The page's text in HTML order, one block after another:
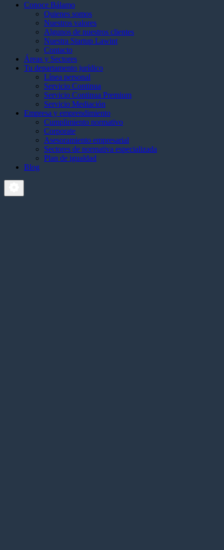
Conoce Bálamo
Quienes somos
Nuestros valores
Algunos de nuestros clientes
Nuestra Startup Lawint
Contacto
Áreas y Sectores
Tu departamento jurídico
Línea personal
Servicio Continua
Servicio Continua Premium
Servicio Mediación
Empresa y emprendimiento
Cumplimiento normativo
Corporate
Asesoramiento empresarial
Sectores de normativa especializada
Plan de igualdad
Blog